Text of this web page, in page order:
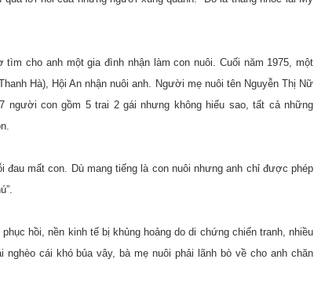
cho anh một gia đình nhận làm con nuôi. Cuối năm 1975, một
Hà), Hội An nhận nuôi anh. Người mẹ nuôi tên Nguyễn Thị Nữ
người con gồm 5 trai 2 gái nhưng không hiểu sao, tất cả những
đau mất con. Dù mang tiếng là con nuôi nhưng anh chỉ được phép
hồi, nền kinh tế bị khủng hoảng do di chứng chiến tranh, nhiều
cái khó bủa vây, bà mẹ nuôi phải lãnh bò về cho anh chăn